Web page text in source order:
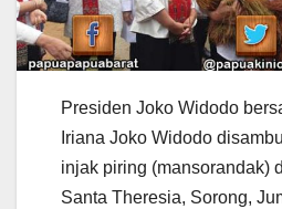
Presiden Joko Widodo
Iriana Joko Widodo
injak piring (mansorandak)
Santa Theresia, Sorong,